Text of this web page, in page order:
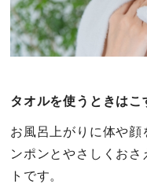
タオルを使うときはこ
お風呂上がりに体や
ンポンとやさしくお
トです。